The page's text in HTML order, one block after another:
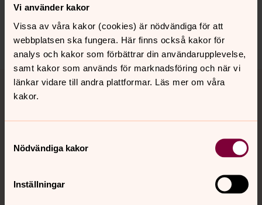
Vi använder kakor
Vissa av våra kakor (cookies) är nödvändiga för att
webbplatsen ska fungera. Här finns också kakor för
analys och kakor som förbättrar din användarupplevelse,
samt kakor som används för marknadsföring och när vi
länkar vidare till andra plattformar. Läs mer om våra
kakor.
Nödvändiga kakor
Inställningar
Tillbaka till toppen
Tillbaka till innehållet